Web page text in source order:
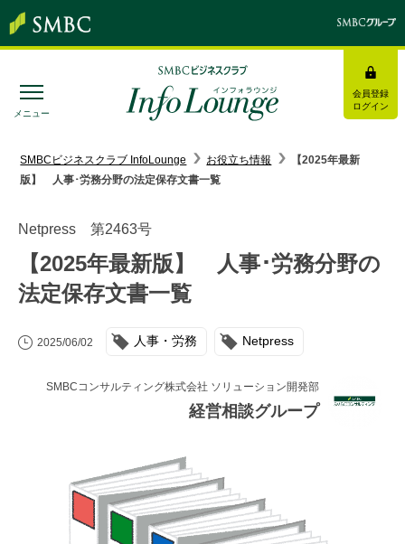
メニュー
会員登録
ログイン
みんなの研修
トピックス＆インフォメーション
お役立ち情報
インタビュー・レポート
資料ダウンロード
SMBCビジネスクラブ InfoLounge お役立ち情報
【2025年最新
版】 人事･労務分野の法定保存文書一覧
Netpress 第2463号
【2025年最新版】 人事･労務分野の
法定保存文書一覧
2025/06/02 人事・労務 Netpress
SMBCコンサルティング株式会社 ソリューション開発部
経営相談グループ